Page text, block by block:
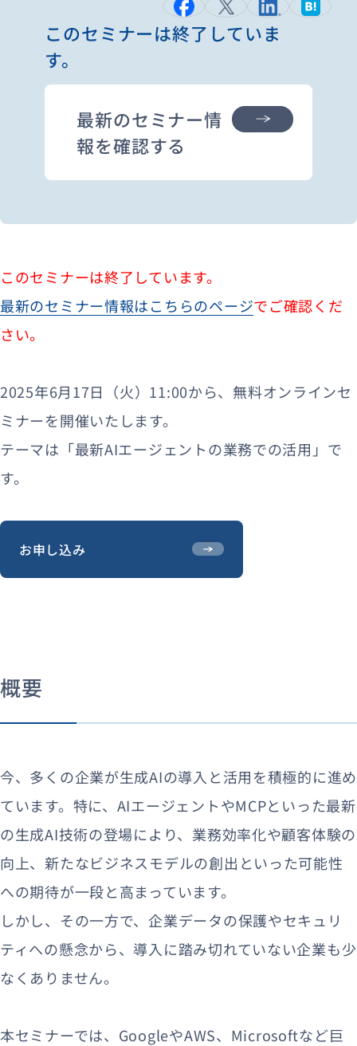
このセミナーは終了していま
す。
最新のセミナー情
報を確認する
このセミナーは終了しています。
最新のセミナー情報はこちらのページでご確認くだ
さい。
2025年6月17日（火）11:00から、無料オンラインセ
ミナーを開催いたします。
テーマは「最新AIエージェントの業務での活用」で
す。
お申し込み
概要
今、多くの企業が生成AIの導入と活用を積極的に進め
ています。特に、AIエージェントやMCPといった最新
の生成AI技術の登場により、業務効率化や顧客体験の
向上、新たなビジネスモデルの創出といった可能性
への期待が一段と高まっています。
しかし、その一方で、企業データの保護やセキュリ
ティへの懸念から、導入に踏み切れていない企業も少
なくありません。
本セミナーでは、GoogleやAWS、Microsoftなど巨